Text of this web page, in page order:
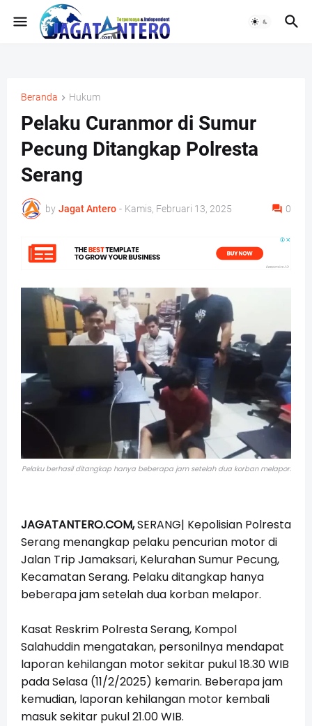
Beranda Hukum
Pelaku Curanmor di Sumur
Pecung Ditangkap Polresta
Serang
by Jagat Antero - Kamis, Februari 13, 2025 0
Pelaku berhasil ditangkap hanya beberapa jam setelah dua korban melapor.
JAGATANTERO.COM,SERANG| Kepolisian Polresta
Serang menangkap pelaku pencurian motor di
Jalan Trip Jamaksari, Kelurahan Sumur Pecung,
Kecamatan Serang. Pelaku ditangkap hanya
beberapa jam setelah dua korban melapor.
Kasat Reskrim Polresta Serang, Kompol
Salahuddin mengatakan, personilnya mendapat
laporan kehilangan motor sekitar pukul 18.30 WIB
pada Selasa (11/2/2025) kemarin. Beberapa jam
kemudian, laporan kehilangan motor kembali
masuk sekitar pukul 21.00 WIB.